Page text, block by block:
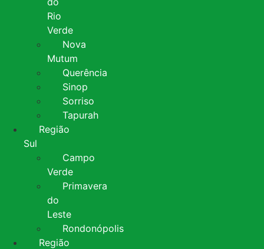
Rio
Verde
Nova
Mutum
Querência
Sinop
Sorriso
Tapurah
Região
Sul
Campo
Verde
Primavera
do
Leste
Rondonópolis
Região